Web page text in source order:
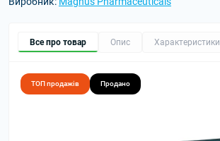
Все про товар Опис Характеристики
ТОП продажів Продано